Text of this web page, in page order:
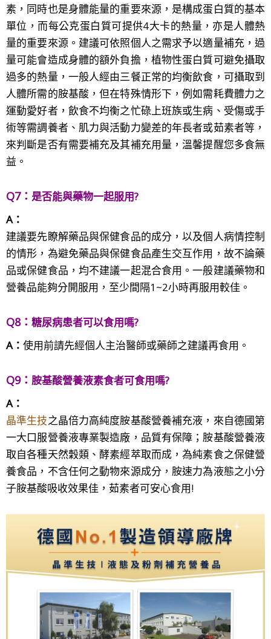
素，同時也是身體能量的重要來源，是構成蛋白質的基本
單位，而每公克蛋白質可提供4大卡的熱量，亦是人體熱
量的重要來源。建議可依照個人之需求予以適量補充，過
量可能會造成身體的額外負擔，植物性蛋白質可避免攝取
過多的熱量，一般人經由三餐正常的均衡飲食，可攝取到
人體所需的胺基酸，但在特殊情形下，例如需耗費體力之
運動愛好者，飲食不均衡之忙碌上班族或生病、受傷或手
術等需調養者、肌力與活動力變差的年長者或茹素者等，
來判斷是否有需要補充及其補充用量，溫馨提醒您多食無
益。
Q7： 是否能與藥物一起服用?
A：
建議要先瞭解藥品與保健食品的成分，以及個人病情控制
的情形，為避免藥品與保健食品產生交互作用，故不論藥
品或保健食品，均不建議一起混合食用。一般建議藥物和
營養品能夠分開服用，至少間隔1~2小時再服用較佳。
Q8： 糖尿病患者可以食用嗎?
A： 使用前請先經個人主治醫師或藥師之建議再食用。
Q9： 胺基酸營養液素食者可食用嗎?
A：
晶準生技之晶倍力高純度胺基酸營養補充液，來自德國第
一大口服營養液專業製造廠，品質有保障；胺基酸營養液
取自各種天然穀類、酵素經萃取而成，為純素食之保健營
養食品，不含任何之動物來源成分，胺速力為液態之小分
子胺基酸吸收效果佳，茹素者可安心食用!